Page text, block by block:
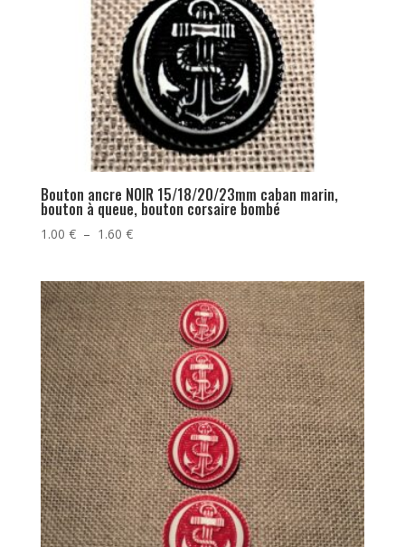
Bouton ancre NOIR 15/18/20/23mm caban marin,
bouton à queue, bouton corsaire bombé
1.00 € – 1.60 €Plage
1.00 €
à
1.60 €